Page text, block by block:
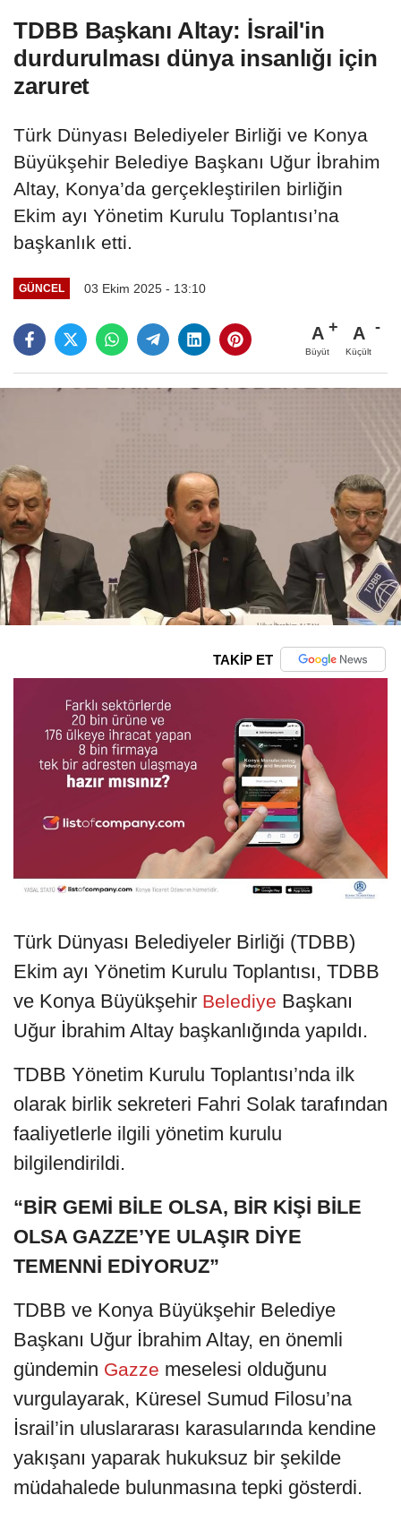
TDBB Başkanı Altay: İsrail'in
durdurulması dünya insanlığı için
zaruret
Türk Dünyası Belediyeler Birliği ve Konya
Büyükşehir Belediye Başkanı Uğur İbrahim
Altay, Konya’da gerçekleştirilen birliğin
Ekim ayı Yönetim Kurulu Toplantısı’na
başkanlık etti.
GÜNCEL 03 Ekim 2025 - 13:10
A
Büyüt
A
Küçült
TAKİP ET
Türk Dünyası Belediyeler Birliği (TDBB)
Ekim ayı Yönetim Kurulu Toplantısı, TDBB
ve Konya Büyükşehir Belediye Başkanı
Uğur İbrahim Altay başkanlığında yapıldı.
TDBB Yönetim Kurulu Toplantısı’nda ilk
olarak birlik sekreteri Fahri Solak tarafından
faaliyetlerle ilgili yönetim kurulu
bilgilendirildi.
“BİR GEMİ BİLE OLSA, BİR KİŞİ BİLE
OLSA GAZZE’YE ULAŞIR DİYE
TEMENNİ EDİYORUZ”
TDBB ve Konya Büyükşehir Belediye
Başkanı Uğur İbrahim Altay, en önemli
gündemin Gazze meselesi olduğunu
vurgulayarak, Küresel Sumud Filosu’na
İsrail’in uluslararası karasularında kendine
yakışanı yaparak hukuksuz bir şekilde
müdahalede bulunmasına tepki gösterdi.